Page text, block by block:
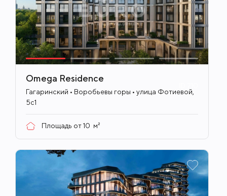
Omega Residence
Гагаринский • Воробьевы горы • улица Фотиевой,
5с1
Площадь от10 м²